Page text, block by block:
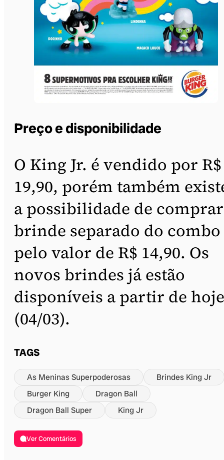
Preço e disponibilidade
O King Jr. é vendido por R$
19,90, porém também
a possibilidade de
brinde separado do combo
pelo valor de R$ 14,90. Os
novos brindes já estão
disponíveis a partir de hoje
(04/03).
TAGS
As Meninas Superpoderosas
Brindes King Jr
Burger King
Dragon Ball
Dragon Ball Super
King Jr
Ver Comentários